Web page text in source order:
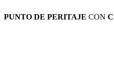
PUNTO DE PERITAJE CON